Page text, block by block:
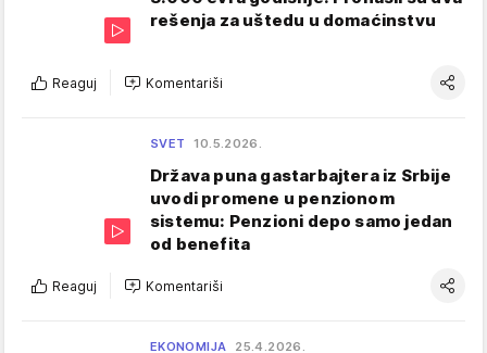
rešenja za uštedu u domaćinstvu
Reaguj Komentariši
SVET 10.5.2026.
Država puna gastarbajtera iz Srbije
uvodi promene u penzionom
sistemu: Penzioni depo samo jedan
od benefita
Reaguj Komentariši
EKONOMIJA 25.4.2026.